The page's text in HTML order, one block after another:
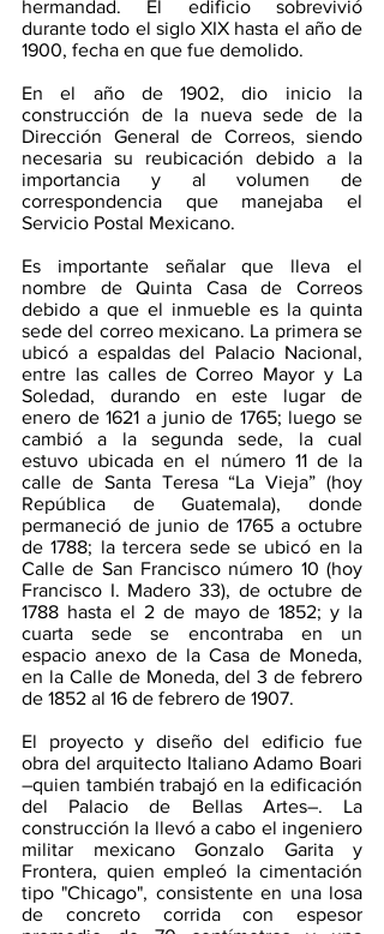
hermandad.​ El edificio sobrevivió
durante todo el siglo XIX hasta el año de
1900, fecha en que fue demolido.
En el año de 1902, dio inicio la
construcción de la nueva sede de la
Dirección General de Correos, siendo
necesaria su reubicación debido a la
importancia y al volumen de
correspondencia que manejaba el
Servicio Postal Mexicano.
Es importante señalar que lleva el
nombre de Quinta Casa de Correos
debido a que el inmueble es la quinta
sede del correo mexicano. La primera se
ubicó a espaldas del Palacio Nacional,
entre las calles de Correo Mayor y La
Soledad, durando en este lugar de
enero de 1621 a junio de 1765; luego se
cambió a la segunda sede, la cual
estuvo ubicada en el número 11 de la
calle de Santa Teresa “La Vieja” (hoy
República de Guatemala), donde
permaneció de junio de 1765 a octubre
de 1788; la tercera sede se ubicó en la
Calle de San Francisco número 10 (hoy
Francisco I. Madero 33), de octubre de
1788 hasta el 2 de mayo de 1852; y la
cuarta sede se encontraba en un
espacio anexo de la Casa de Moneda,
en la Calle de Moneda, del 3 de febrero
de 1852 al 16 de febrero de 1907.
El proyecto y diseño del edificio fue
obra del arquitecto Italiano Adamo Boari
–quien también trabajó en la edificación
del Palacio de Bellas Artes–. La
construcción la llevó a cabo el ingeniero
militar mexicano Gonzalo Garita y
Frontera, quien empleó la cimentación
tipo "Chicago", consistente en una losa
de concreto corrida con espesor